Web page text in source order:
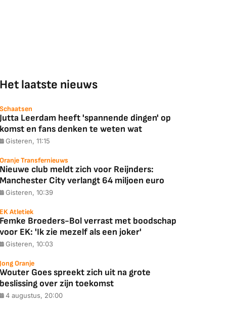
JBL Partybox
Ultimate Zwart
€ 1.179,00
Het laatste nieuws
Schaatsen
Jutta Leerdam heeft 'spannende dingen' op
komst en fans denken te weten wat
Gisteren, 11:15
Oranje Transfernieuws
Nieuwe club meldt zich voor Reijnders:
Manchester City verlangt 64 miljoen euro
Gisteren, 10:39
EK Atletiek
Femke Broeders-Bol verrast met boodschap
voor EK: 'Ik zie mezelf als een joker'
Gisteren, 10:03
Jong Oranje
Wouter Goes spreekt zich uit na grote
beslissing over zijn toekomst
4 augustus, 20:00